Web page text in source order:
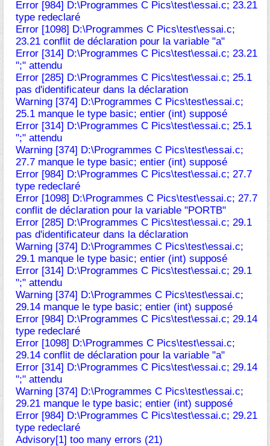
Error [984] D:\Programmes C Pics\test\essai.c; 23.21
type redeclaré
Error [1098] D:\Programmes C Pics\test\essai.c;
23.21 conflit de déclaration pour la variable "a"
Error [314] D:\Programmes C Pics\test\essai.c; 23.21
";" attendu
Error [285] D:\Programmes C Pics\test\essai.c; 25.1
pas d'identificateur dans la déclaration
Warning [374] D:\Programmes C Pics\test\essai.c;
25.1 manque le type basic; entier (int) supposé
Error [314] D:\Programmes C Pics\test\essai.c; 25.1
";" attendu
Warning [374] D:\Programmes C Pics\test\essai.c;
27.7 manque le type basic; entier (int) supposé
Error [984] D:\Programmes C Pics\test\essai.c; 27.7
type redeclaré
Error [1098] D:\Programmes C Pics\test\essai.c; 27.7
conflit de déclaration pour la variable "PORTB"
Error [285] D:\Programmes C Pics\test\essai.c; 29.1
pas d'identificateur dans la déclaration
Warning [374] D:\Programmes C Pics\test\essai.c;
29.1 manque le type basic; entier (int) supposé
Error [314] D:\Programmes C Pics\test\essai.c; 29.1
";" attendu
Warning [374] D:\Programmes C Pics\test\essai.c;
29.14 manque le type basic; entier (int) supposé
Error [984] D:\Programmes C Pics\test\essai.c; 29.14
type redeclaré
Error [1098] D:\Programmes C Pics\test\essai.c;
29.14 conflit de déclaration pour la variable "a"
Error [314] D:\Programmes C Pics\test\essai.c; 29.14
";" attendu
Warning [374] D:\Programmes C Pics\test\essai.c;
29.21 manque le type basic; entier (int) supposé
Error [984] D:\Programmes C Pics\test\essai.c; 29.21
type redeclaré
Advisory[1] too many errors (21)